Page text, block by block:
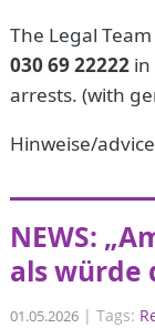
The Legal
030 69 22222 in
arrests. (with
Hinweise/
NEWS:
als würde
01.05.2026 |Tags: